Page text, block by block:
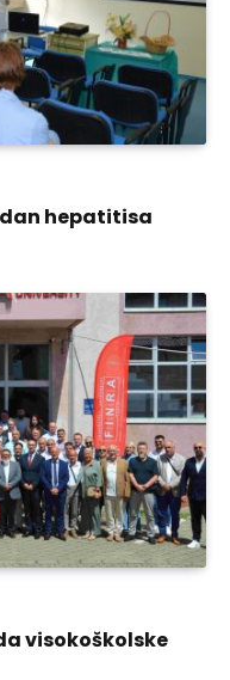
dan hepatitisa
visokoškolske